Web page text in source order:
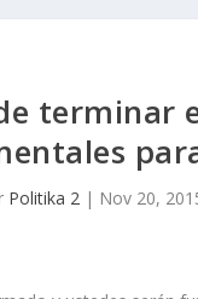
terminar
Politika 2 | Nov 20,